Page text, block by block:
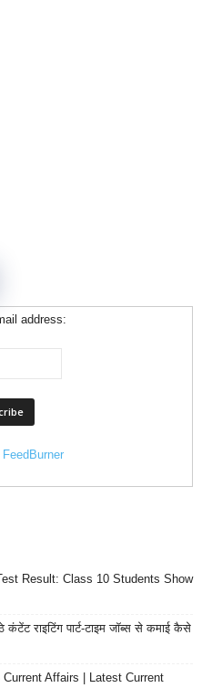
address:
FeedBurner
Result: Class 10 Students Show
राइटिंग पार्ट-टाइम जॉब्स से कमाई कैसे
Affairs | Latest Current